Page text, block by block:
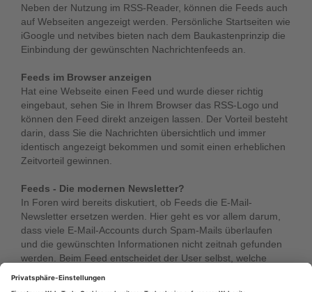
Neben der Nutzung im RSS-Reader, können die Feeds auch
auf Webseiten angezeigt werden. Persönliche Startseiten wie
iGoogle und netvibes bieten nach dem Baukastenprinzip die
Einbindung der gewünschten Nachrichtenfeeds an.
Feeds im Browser anzeigen
Hat eine Webseite einen Feed und wurde dieser richtig
eingebaut, sehen Sie in Ihrem Browser das RSS-Logo und
können den Feed direkt anzeigen lassen. Der Vorteil besteht
darin, dass Sie die Nachrichten übersichtlich und immer
identisch angezeigt bekommen und somit einen erheblichen
Zeitvorteil gewinnen.
Feeds - Die modernen Newsletter?
In Foren wird bereits diskutiert, ob Feeds die E-Mail-
Newsletter ersetzen werden. Hier geht es vor allem darum,
dass viele E-Mail-Accounts durch Spam-Mails überlaufen
und die gewünschten Informationen nicht zeitnah gefunden
werden. Beim Feed entscheidet der User selbst, welche